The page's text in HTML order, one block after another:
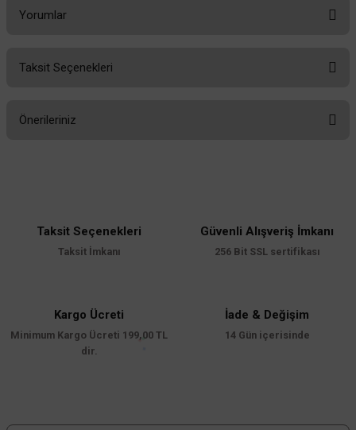
Yorumlar
Taksit Seçenekleri
Önerileriniz
Ürün resmi kalitesiz, bozuk veya görüntülenemiyor.
Ürün fiyatı diğer sitelerden daha pahalı.
Bu ürüne benzer farklı alternatifler olmalı.
Taksit Seçenekleri
Taksit İmkanı
Güvenli Alışveriş İmkanı
256 Bit SSL sertifikası
Kargo Ücreti
Minimum Kargo Ücreti 199,00 TL
dir.
İade & Değişim
14 Gün içerisinde